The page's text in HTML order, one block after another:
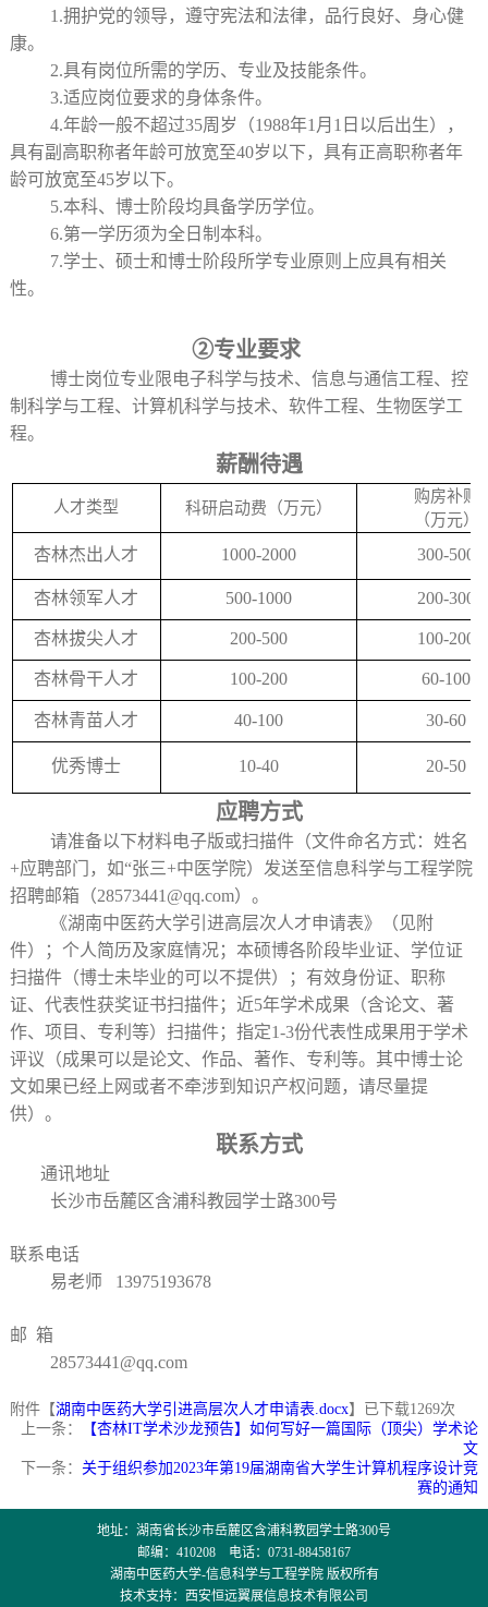
1.拥护党的领导，遵守宪法和法律，品行良好、身心健
康。
2.具有岗位所需的学历、专业及技能条件。
3.适应岗位要求的身体条件。
4.年龄一般不超过35周岁（1988年1月1日以后出生），
具有副高职称者年龄可放宽至40岁以下，具有正高职称者年
龄可放宽至45岁以下。
5.本科、博士阶段均具备学历学位。
6.第一学历须为全日制本科。
7.学士、硕士和博士阶段所学专业原则上应具有相关
性。
②专业要求
博士岗位专业限电子科学与技术、信息与通信工程、控
制科学与工程、计算机科学与技术、软件工程、生物医学工
程。
薪酬待遇
人才类型 科研启动费（万元）
购房补贴
（万元）
杏林杰出人才 1000-2000 300-500
杏林领军人才 500-1000 200-300
杏林拔尖人才 200-500 100-200
杏林骨干人才 100-200 60-100
杏林青苗人才 40-100 30-60
优秀博士 10-40 20-50
应聘方式
请准备以下材料电子版或扫描件（文件命名方式：姓名
+应聘部门，如“张三+中医学院）发送至信息科学与工程学院
招聘邮箱（28573441@qq.com）。
《湖南中医药大学引进高层次人才申请表》（见附
件）；个人简历及家庭情况；本硕博各阶段毕业证、学位证
扫描件（博士未毕业的可以不提供）；有效身份证、职称
证、代表性获奖证书扫描件；近5年学术成果（含论文、著
作、项目、专利等）扫描件；指定1-3份代表性成果用于学术
评议（成果可以是论文、作品、著作、专利等。其中博士论
文如果已经上网或者不牵涉到知识产权问题，请尽量提
供）。
联系方式
通讯地址
长沙市岳麓区含浦科教园学士路300号
联系电话
易老师 13975193678
邮 箱
28573441@qq.com
附件【湖南中医药大学引进高层次人才申请表.docx】已下载1269次
上一条：
【杏林IT学术沙龙预告】如何写好一篇国际（顶尖）学术论
文
下一条： 关于组织参加2023年第19届湖南省大学生计算机程序设计竞
赛的通知
地址：湖南省长沙市岳麓区含浦科教园学士路300号
邮编：410208 电话：0731-88458167
湖南中医药大学-信息科学与工程学院 版权所有
技术支持：西安恒远翼展信息技术有限公司